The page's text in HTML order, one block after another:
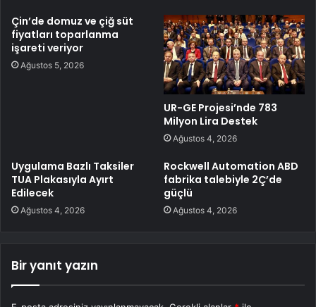
Çin’de domuz ve çiğ süt
fiyatları toparlanma
işareti veriyor
Ağustos 5, 2026
UR-GE Projesi’nde 783
Milyon Lira Destek
Ağustos 4, 2026
Uygulama Bazlı Taksiler
TUA Plakasıyla Ayırt
Edilecek
Ağustos 4, 2026
Rockwell Automation ABD
fabrika talebiyle 2Ç’de
güçlü
Ağustos 4, 2026
Bir yanıt yazın